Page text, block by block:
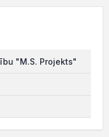
"M.S. Projekts"